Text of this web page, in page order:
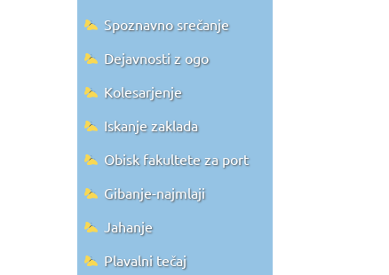
Spoznavno srečanje
Dejavnosti z ogo
Kolesarjenje
Iskanje zaklada
Obisk fakultete za port
Gibanje-najmlaji
Jahanje
Plavalni tečaj